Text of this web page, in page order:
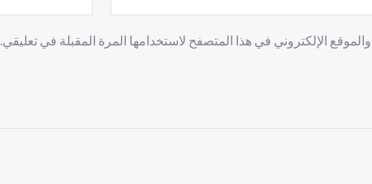
الإلكتروني في هذا المتصفح لاستخدامها المرة المقبلة في تعليقي.